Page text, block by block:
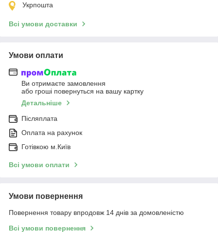
Укрпошта
Всі умови доставки
Умови оплати
Ви отримаєте замовлення
або гроші повернуться на вашу картку
Детальніше
Післяплата
Оплата на рахунок
Готівкою м.Київ
Всі умови оплати
Умови повернення
Повернення товару впродовж 14 днів за домовленістю
Всі умови повернення